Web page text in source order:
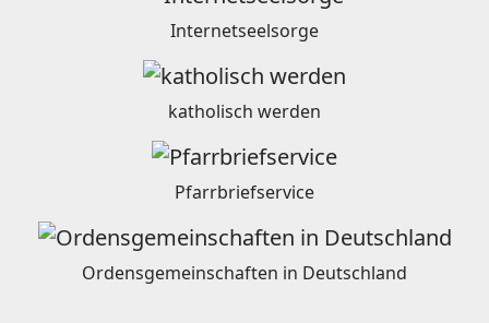
Internetseelsorge
katholisch werden
Pfarrbriefservice
Ordensgemeinschaften in Deutschland